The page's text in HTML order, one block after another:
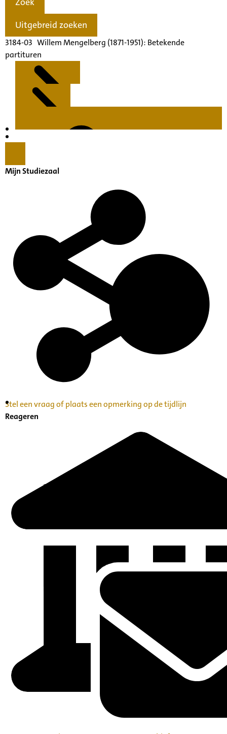
Uitgebreid zoeken
3184-03 Willem Mengelberg (1871-1951): Betekende
partituren
Inventaris Betekende partituren, geordend op
Mijn Studiezaal
Stel een vraag of plaats een opmerking op de tijdlijn
Reageren